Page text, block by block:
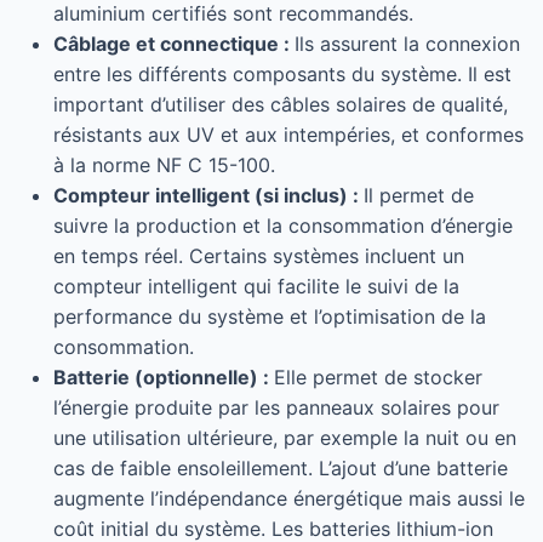
aluminium certifiés sont recommandés.
Câblage et connectique : Ils assurent la connexion
entre les différents composants du système. Il est
important d’utiliser des câbles solaires de qualité,
résistants aux UV et aux intempéries, et conformes
à la norme NF C 15-100.
Compteur intelligent (si inclus) : Il permet de
suivre la production et la consommation d’énergie
en temps réel. Certains systèmes incluent un
compteur intelligent qui facilite le suivi de la
performance du système et l’optimisation de la
consommation.
Batterie (optionnelle) : Elle permet de stocker
l’énergie produite par les panneaux solaires pour
une utilisation ultérieure, par exemple la nuit ou en
cas de faible ensoleillement. L’ajout d’une batterie
augmente l’indépendance énergétique mais aussi le
coût initial du système. Les batteries lithium-ion